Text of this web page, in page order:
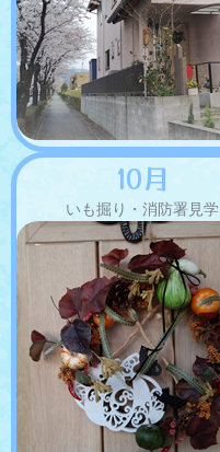
10月
いも掘り・消防署見学